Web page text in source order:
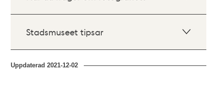
Stadsmuseet tipsar
Uppdaterad2021-12-02